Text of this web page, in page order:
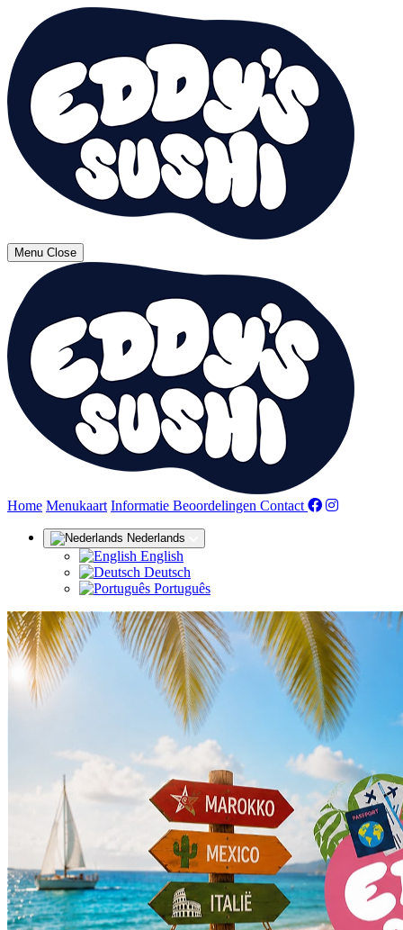
Menu Close
Home Menukaart Informatie Beoordelingen Contact (huidige)
Nederlands
English
Deutsch
Português